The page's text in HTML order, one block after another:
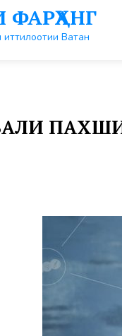
Ватан
ПАХШИ